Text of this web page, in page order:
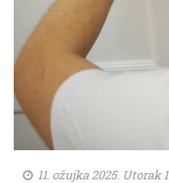
11. ožujka 2025. Utorak